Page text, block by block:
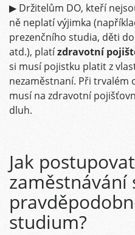
▶ Držitelům DO, kteří
ně neplatí výjimka
prezenčního studia, děti
atd.), platízdravotní
si musí pojistku platit z
nezaměstnaní. Při trvalém
musí na zdravotní
dluh.
Jak
studium?